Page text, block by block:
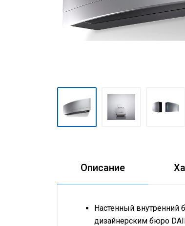
Кондиционеры Freshzone
Описание
Настенный внутренний
дизайнерским бюро